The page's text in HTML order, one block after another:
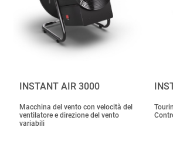
INSTANT AIR 3000
Macchina del vento con velocità del
ventilatore e direzione del vento
variabili